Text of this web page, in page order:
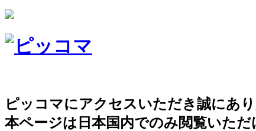
ピッコマにアクセスいただき誠にあ
本ページは日本国内でのみ閲覧いただ